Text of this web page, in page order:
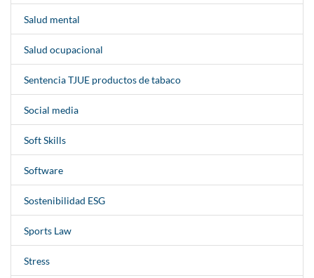
Salud mental
Salud ocupacional
Sentencia TJUE productos de tabaco
Social media
Soft Skills
Software
Sostenibilidad ESG
Sports Law
Stress